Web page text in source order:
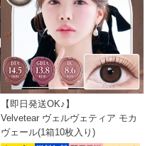
【即日発送OK♪】
Velvetear ヴェルヴェティア モカ
ヴェール(1箱10枚入り)